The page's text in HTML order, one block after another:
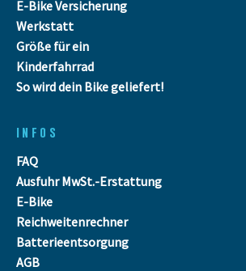
E-Bike Versicherung
Werkstatt
Größe für ein
Kinderfahrrad
So wird dein Bike geliefert!
INFOS
FAQ
Ausfuhr MwSt.-Erstattung
E-Bike
Reichweitenrechner
Batterieentsorgung
AGB